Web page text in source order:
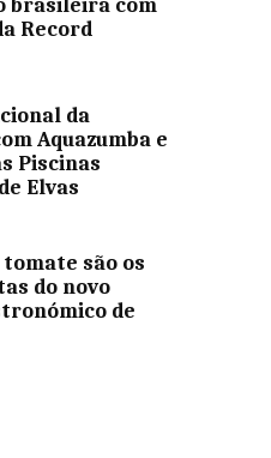
brasileira com
Record
da
Aquazumba e
Piscinas
Elvas
tomate são os
do novo
de